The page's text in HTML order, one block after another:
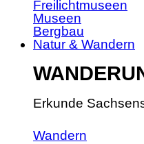
Freilichtmuseen
Museen
Bergbau
Natur & Wandern
Erkunde
Wandern